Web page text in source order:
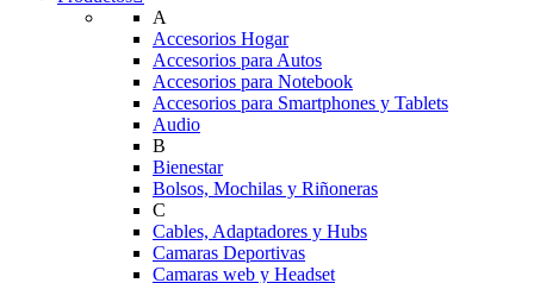
A
Accesorios Hogar
Accesorios para Autos
Accesorios para Notebook
Accesorios para Smartphones y Tablets
Audio
B
Bienestar
Bolsos, Mochilas y Riñoneras
C
Cables, Adaptadores y Hubs
Camaras Deportivas
Camaras web y Headset